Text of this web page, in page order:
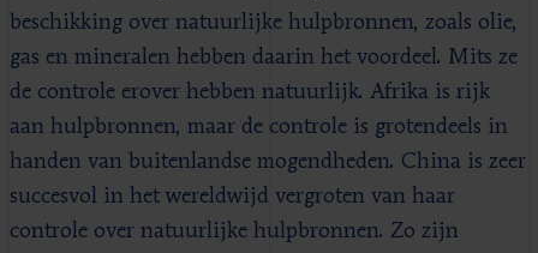
beschikking over natuurlijke hulpbronnen, zoals olie,
gas en mineralen hebben daarin het voordeel. Mits ze
de controle erover hebben natuurlijk. Afrika is rijk
aan hulpbronnen, maar de controle is grotendeels in
handen van buitenlandse mogendheden. China is zeer
succesvol in het wereldwijd vergroten van haar
controle over natuurlijke hulpbronnen. Zo zijn